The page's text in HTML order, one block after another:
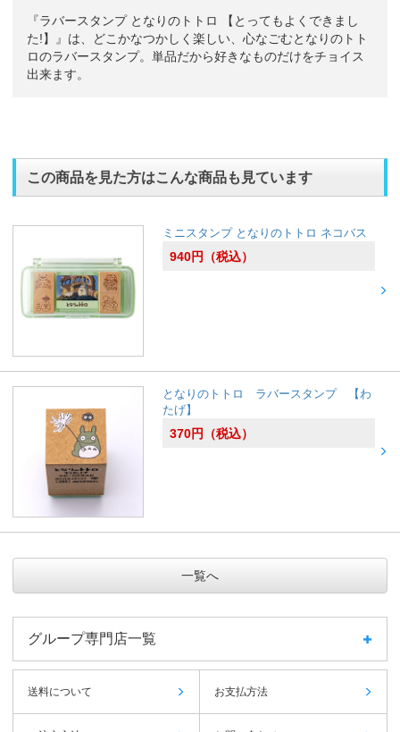
『ラバースタンプ となりのトトロ 【とってもよくできまし
た!】』は、どこかなつかしく楽しい、心なごむとなりのトト
ロのラバースタンプ。単品だから好きなものだけをチョイス
出来ます。
この商品を見た方はこんな商品も見ています
ミニスタンプ となりのトトロ ネコバス
940円 （税込）
となりのトトロ ラバースタンプ 【わ
たげ】
370円 （税込）
一覧へ
グループ専門店一覧
送料について お支払方法